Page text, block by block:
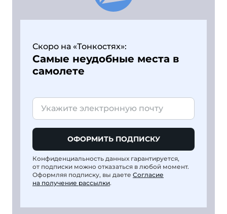
Скоро на «Тонкостях»:
Самые неудобные места в
самолете
ОФОРМИТЬ ПОДПИСКУ
Конфиденциальность данных гарантируется,
от подписки можно отказаться в любой момент.
Оформляя подписку, вы даете Согласие
на получение рассылки.